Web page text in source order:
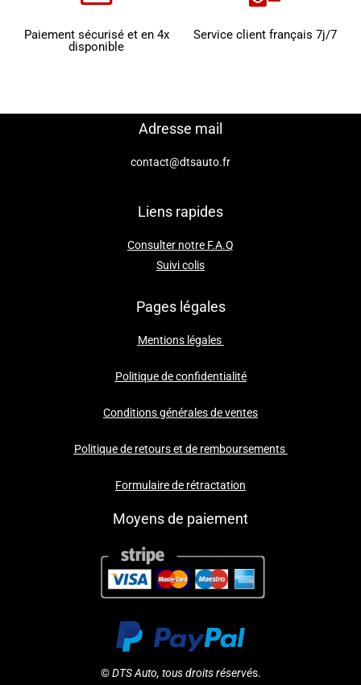
Paiement sécurisé et en 4x
disponible
Service client français 7j/7
Adresse mail
contact@dtsauto.fr
Liens rapides
Consulter notre F.A.Q
Suivi colis
Pages légales
Mentions légales
Politique de confidentialité
Conditions générales de ventes
Politique de retours et de remboursements
Formulaire de rétractation
Moyens de paiement
©DTS Auto, tous droits réservés.